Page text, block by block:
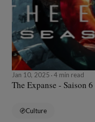
Jan 10, 2025 4 min read
The Expanse - Saison 6
Culture